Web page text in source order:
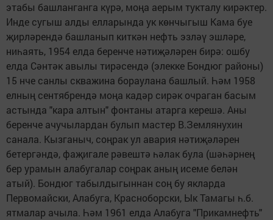
этабы башланганга күрә, моңа аерым тукталу кирәктер.
Инде сугыш алды елларында ук көнчыгыш Кама буе
җирләрендә башланып киткән нефть эзләү эшләре,
ниһаять, 1954 елда беренче нәтиҗәләрен бирә: ошбу
елда Сәнтәк авылы тирәсендә (элекке Бондюг районы)
15 нче cанлы скважина бораулана башлый. Һәм 1958
елның сентябрендә моңа кадәр сирәк очраган басым
астында "кара алтын" фонтаны атарга керешә. Аны
беренче ачучылардан булып мастер В.Землянухин
санала. Кызганыч, соңрак ул авария нәтиҗәләрен
бетергәндә, фаҗигале рәвештә һәлак була (шәһәрнең
бер урамын алабугалар соңрак аның исеме белән
атый). Бондюг табылдыгыннан соң бу якларда
Первомайски, Алабуга, Красноборски, Ык Тамагы һ.б.
ятмалар ачыла. Һәм 1961 елда Алабуга "Прикамнефть"